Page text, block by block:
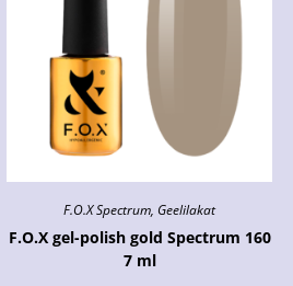
F.O.X Spectrum, Geelilakat
F.O.X gel-polish gold Spectrum 160
7 ml